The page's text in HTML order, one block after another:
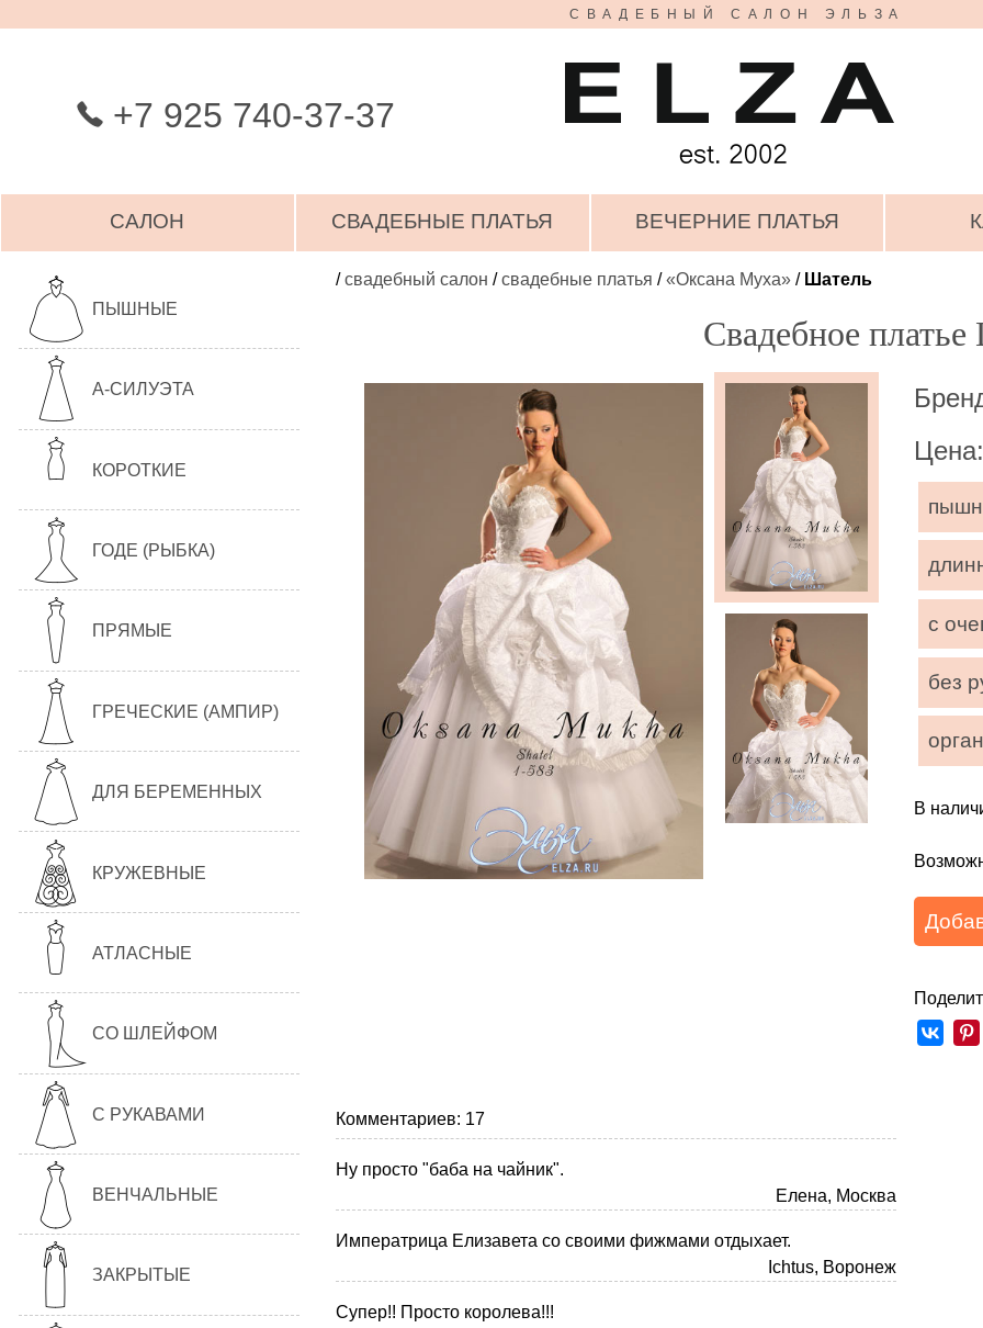
СВАДЕБНЫЙ САЛОН ЭЛЬЗА
+7 925 740-37-37
САЛОН СВАДЕБНЫЕ ПЛАТЬЯ ВЕЧЕРНИЕ ПЛАТЬЯ
ПЫШНЫЕ
А-СИЛУЭТА
КОРОТКИЕ
ГОДЕ (РЫБКА)
ПРЯМЫЕ
ГРЕЧЕСКИЕ (АМПИР)
ДЛЯ БЕРЕМЕННЫХ
КРУЖЕВНЫЕ
АТЛАСНЫЕ
СО ШЛЕЙФОМ
С РУКАВАМИ
ВЕНЧАЛЬНЫЕ
ЗАКРЫТЫЕ
/свадебный салон /свадебные платья /«Оксана Муха» / Шатель
Свадебное
с
без
В
Комментариев: 17
Ну просто "баба на чайник".
Елена, Москва
Императрица Елизавета со своими фижмами отдыхает.
Ichtus, Воронеж
Супер!! Просто королева!!!